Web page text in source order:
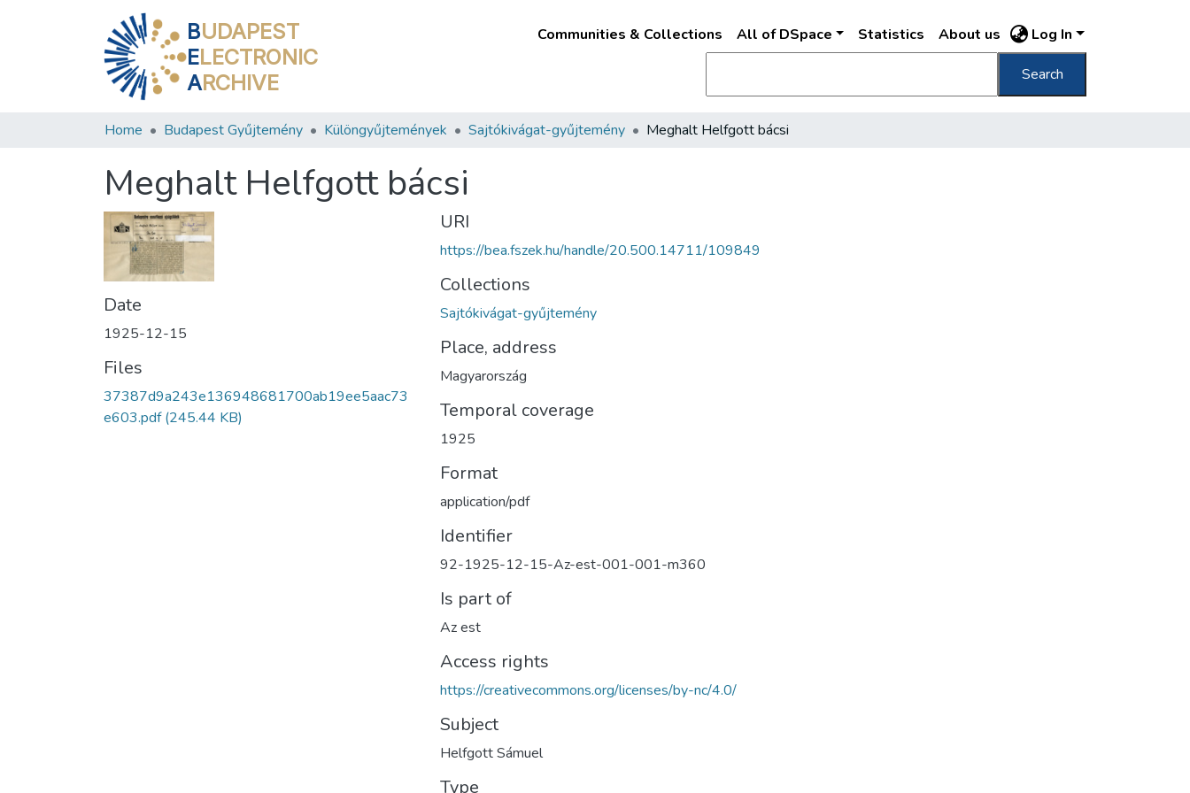
BUDAPEST
ELECTRONIC
ARCHIVE
Communities & Collections All of DSpace Statistics About us Log In
Search
Home Budapest Gyűjtemény Különgyűjtemények Sajtókivágat-gyűjtemény Meghalt Helfgott bácsi
Meghalt Helfgott bácsi
Date
1925-12-15
Files
37387d9a243e136948681700ab19ee5aac73
e603.pdf(245.44 KB)
URI
https://bea.fszek.hu/handle/20.500.14711/109849
Collections
Sajtókivágat-gyűjtemény
Place, address
Magyarország
Temporal coverage
1925
Format
application/pdf
Identifier
92-1925-12-15-Az-est-001-001-m360
Is part of
Az est
Access rights
https://creativecommons.org/licenses/by-nc/4.0/
Subject
Helfgott Sámuel
Type